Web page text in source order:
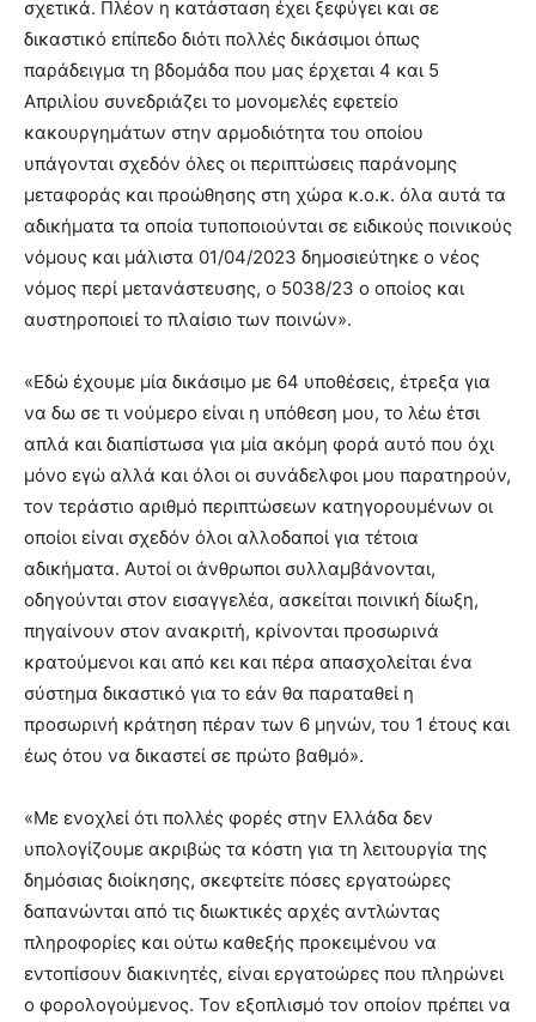
σχετικά. Πλέον η κατάσταση έχει ξεφύγει και σε
δικαστικό επίπεδο διότι πολλές δικάσιμοι όπως
παράδειγμα τη βδομάδα που μας έρχεται 4 και 5
Απριλίου συνεδριάζει το μονομελές εφετείο
κακουργημάτων στην αρμοδιότητα του οποίου
υπάγονται σχεδόν όλες οι περιπτώσεις παράνομης
μεταφοράς και προώθησης στη χώρα κ.ο.κ. όλα αυτά τα
αδικήματα τα οποία τυποποιούνται σε ειδικούς ποινικούς
νόμους και μάλιστα 01/04/2023 δημοσιεύτηκε ο νέος
νόμος περί μετανάστευσης, ο 5038/23 ο οποίος και
αυστηροποιεί το πλαίσιο των ποινών».
«Εδώ έχουμε μία δικάσιμο με 64 υποθέσεις, έτρεξα για
να δω σε τι νούμερο είναι η υπόθεση μου, το λέω έτσι
απλά και διαπίστωσα για μία ακόμη φορά αυτό που όχι
μόνο εγώ αλλά και όλοι οι συνάδελφοι μου παρατηρούν,
τον τεράστιο αριθμό περιπτώσεων κατηγορουμένων οι
οποίοι είναι σχεδόν όλοι αλλοδαποί για τέτοια
αδικήματα. Αυτοί οι άνθρωποι συλλαμβάνονται,
οδηγούνται στον εισαγγελέα, ασκείται ποινική δίωξη,
πηγαίνουν στον ανακριτή, κρίνονται προσωρινά
κρατούμενοι και από κει και πέρα απασχολείται ένα
σύστημα δικαστικό για το εάν θα παραταθεί η
προσωρινή κράτηση πέραν των 6 μηνών, του 1 έτους και
έως ότου να δικαστεί σε πρώτο βαθμό».
«Με ενοχλεί ότι πολλές φορές στην Ελλάδα δεν
υπολογίζουμε ακριβώς τα κόστη για τη λειτουργία της
δημόσιας διοίκησης, σκεφτείτε πόσες εργατοώρες
δαπανώνται από τις διωκτικές αρχές αντλώντας
πληροφορίες και ούτω καθεξής προκειμένου να
εντοπίσουν διακινητές, είναι εργατοώρες που πληρώνει
ο φορολογούμενος. Τον εξοπλισμό τον οποίον πρέπει να